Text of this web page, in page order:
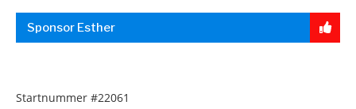
Sponsor Esther
Startnummer #22061